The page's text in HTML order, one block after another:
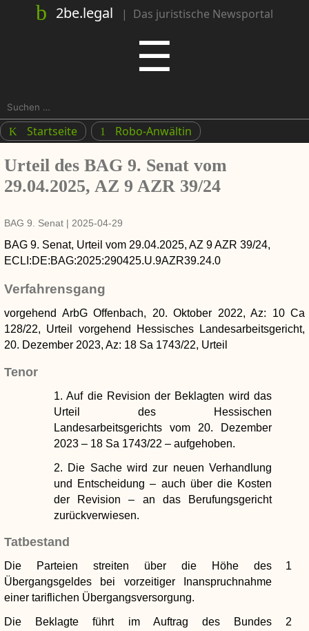
2be.legal | Das juristische Newsportal
☰
Suchen
nach:
K Startseite 1 Robo-Anwältin
Urteil des BAG 9. Senat vom
29.04.2025, AZ 9 AZR 39/24
BAG 9. Senat | 2025-04-29
BAG 9. Senat, Urteil vom 29.04.2025, AZ 9 AZR 39/24,
ECLI:DE:BAG:2025:290425.U.9AZR39.24.0
Verfahrensgang
vorgehend ArbG Offenbach, 20. Oktober 2022, Az: 10 Ca
128/22, Urteil
vorgehend Hessisches Landesarbeitsgericht,
20. Dezember 2023, Az: 18 Sa 1743/22, Urteil
Tenor
1. Auf die Revision der Beklagten wird das
Urteil des Hessischen
Landesarbeitsgerichts vom 20. Dezember
2023 – 18 Sa 1743/22 – aufgehoben.
2. Die Sache wird zur neuen Verhandlung
und Entscheidung – auch über die Kosten
der Revision – an das Berufungsgericht
zurückverwiesen.
Tatbestand
1
Die Parteien streiten über die Höhe des
Übergangsgeldes bei vorzeitiger Inanspruchnahme
einer tariflichen Übergangsversorgung.
2
Die Beklagte führt im Auftrag des Bundes